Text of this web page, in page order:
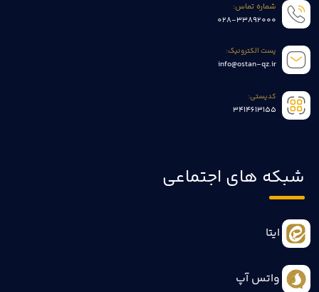
شماره تماس:
028-33892000
پست الکترونیک:
info@ostan-qz.ir
کدپستی:
3414613155
شبکه های اجتماعی
ایتا
واتس آپ